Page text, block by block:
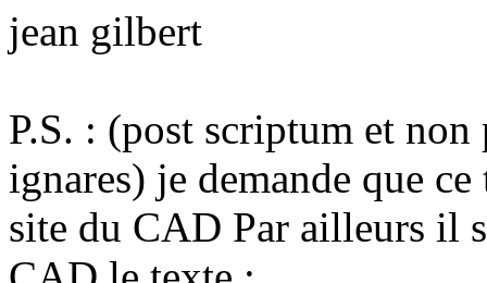
jean gilbert
P.S. : (post scriptum et
ignares) je demande que
site du CAD Par ailleurs il